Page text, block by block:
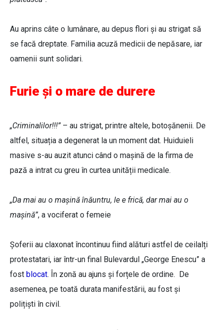
Au aprins câte o lumânare, au depus flori și au strigat să
se facă dreptate. Familia acuză medicii de nepăsare, iar
oamenii sunt solidari.
Furie și o mare de durere
„Criminalilor!!!” – au strigat, printre altele, botoșănenii. De
altfel, situația a degenerat la un moment dat. Huiduieli
masive s-au auzit atunci când o mașină de la firma de
pază a intrat cu greu în curtea unității medicale.
„Da mai au o mașină înăuntru, le e frică, dar mai au o
mașină”, a vociferat o femeie
Șoferii au claxonat încontinuu fiind alături astfel de ceilalți
protestatari, iar într-un final Bulevardul „George Enescu” a
fost blocat. În zonă au ajuns și forțele de ordine. De
asemenea, pe toată durata manifestării, au fost și
polițiști în civil.